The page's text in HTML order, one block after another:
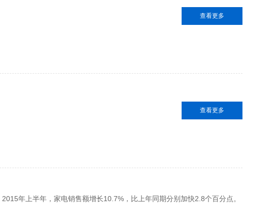
查看更多
查看更多
年上半年，家电销售额增长10.7%，比上年同期分别加快2.8个百分点。